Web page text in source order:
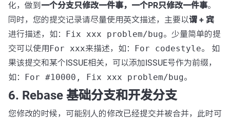
化，做到 一个分支只修改一件事，一个PR只修改一件事。
同时，您的提交记录请尽量使用英文描述，主要以谓 + 宾
进行描述，如： Fix xxx problem/bug。少量简单的提
交可以使用For xxx来描述，如： For codestyle。 如
果该提交和某个ISSUE相关，可以添加ISSUE号作为前缀，
如： For #10000, Fix xxx problem/bug。
6. Rebase 基础分支和开发分支
您修改的时候，可能别人的修改已经提交并被合并，此时可